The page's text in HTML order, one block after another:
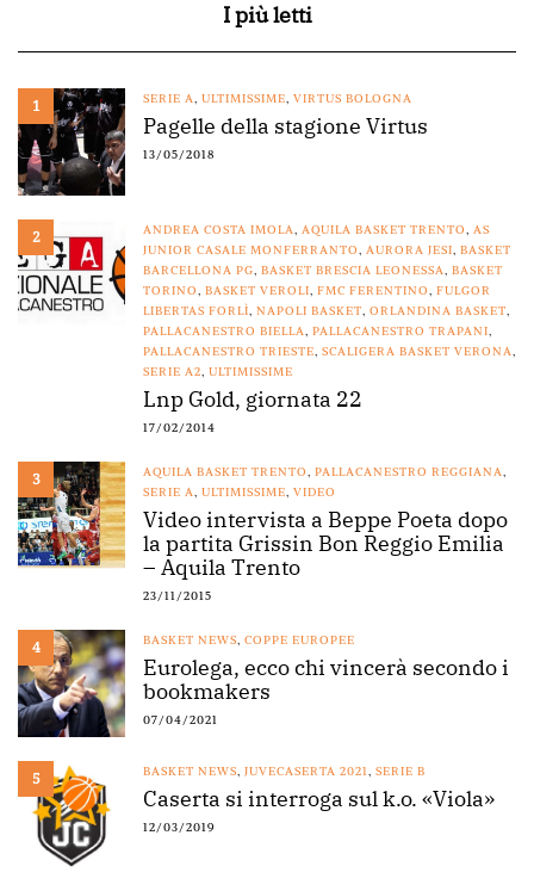
I più letti
1 SERIE A, ULTIMISSIME, VIRTUS BOLOGNA
Pagelle della stagione Virtus
13/05/2018
2 ANDREA COSTA IMOLA, AQUILA BASKET TRENTO, AS
JUNIOR CASALE MONFERRANTO, AURORA JESI, BASKET
BARCELLONA PG, BASKET BRESCIA LEONESSA, BASKET
TORINO, BASKET VEROLI, FMC FERENTINO, FULGOR
LIBERTAS FORLÌ, NAPOLI BASKET, ORLANDINA BASKET,
PALLACANESTRO BIELLA, PALLACANESTRO TRAPANI,
PALLACANESTRO TRIESTE, SCALIGERA BASKET VERONA,
SERIE A2, ULTIMISSIME
Lnp Gold, giornata 22
17/02/2014
3 AQUILA BASKET TRENTO, PALLACANESTRO REGGIANA,
SERIE A, ULTIMISSIME, VIDEO
Video intervista a Beppe Poeta dopo
la partita Grissin Bon Reggio Emilia
– Aquila Trento
23/11/2015
4 BASKET NEWS, COPPE EUROPEE
Eurolega, ecco chi vincerà secondo i
bookmakers
07/04/2021
5 BASKET NEWS, JUVECASERTA 2021, SERIE B
Caserta si interroga sul k.o. «Viola»
12/03/2019